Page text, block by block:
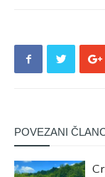
POVEZANI